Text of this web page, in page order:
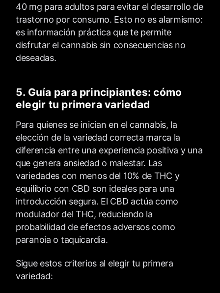
40 mg para adultos para evitar el desarrollo de
trastorno por consumo. Esto no es alarmismo:
es información práctica que te permite
disfrutar el cannabis sin consecuencias no
deseadas.
5. Guía para principiantes: cómo
elegir tu primera variedad
Para quienes se inician en el cannabis, la
elección de la variedad correcta marca la
diferencia entre una experiencia positiva y una
que genera ansiedad o malestar. Las
variedades con menos del 10% de THC y
equilibrio con CBD son ideales para una
introducción segura. El CBD actúa como
modulador del THC, reduciendo la
probabilidad de efectos adversos como
paranoia o taquicardia.
Sigue estos criterios al elegir tu primera
variedad: